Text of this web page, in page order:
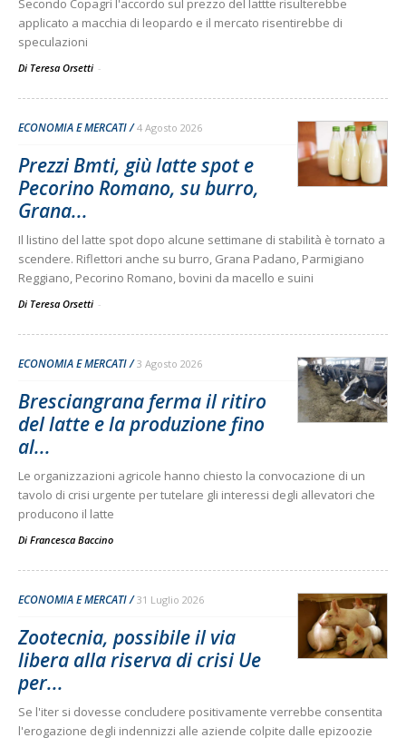
Secondo Copagri l'accordo sul prezzo del lattte risulterebbe
applicato a macchia di leopardo e il mercato risentirebbe di
speculazioni
Di Teresa Orsetti -
ECONOMIA E MERCATI 4 Agosto 2026
Prezzi Bmti, giù latte spot e
Pecorino Romano, su burro,
Grana...
Il listino del latte spot dopo alcune settimane di stabilità è tornato a
scendere. Riflettori anche su burro, Grana Padano, Parmigiano
Reggiano, Pecorino Romano, bovini da macello e suini
Di Teresa Orsetti -
ECONOMIA E MERCATI 3 Agosto 2026
Bresciangrana ferma il ritiro
del latte e la produzione fino
al...
Le organizzazioni agricole hanno chiesto la convocazione di un
tavolo di crisi urgente per tutelare gli interessi degli allevatori che
producono il latte
Di Francesca Baccino
ECONOMIA E MERCATI 31 Luglio 2026
Zootecnia, possibile il via
libera alla riserva di crisi Ue
per...
Se l'iter si dovesse concludere positivamente verrebbe consentita
l'erogazione degli indennizzi alle aziende colpite dalle epizoozie